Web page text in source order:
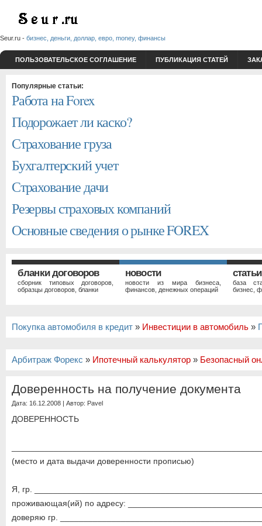
Seur.ru - бизнес, деньги, доллар, евро, money, финансы
ПОЛЬЗОВАТЕЛЬСКОЕ СОГЛАШЕНИЕ ПУБЛИКАЦИЯ СТАТЕЙ
Популярные статьи:
Работа на Forex
Подорожает ли каско?
Страхование груза
Бухгалтерский учет
Страхование дачи
Резервы страховых компаний
Основные сведения о рынке FOREX
бланки договоров
сборник типовых договоров,
образцы договоров, бланки
новости
новости из мира бизнеса,
финансов, денежных операций
статьи
база
бизнес,
Покупка автомобиля в кредит » Инвестиции в автомобиль »
Арбитраж Форекс » Ипотечный калькулятор » Безопасный
Доверенность на получение документа
Дата: 16.12.2008 | Автор: Pavel
ДОВЕРЕННОСТЬ
(место и дата выдачи доверенности прописью)
Я, гр.
проживающая(ий) по адресу:
доверяю гр.